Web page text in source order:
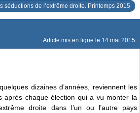
séductions de l’extrême droite. Printemps 2015
Article mis en ligne le 14 mai 2015
dizaines d’années, reviennent les
après chaque élection qui a vu monter la
droite dans l’un ou l’autre pays